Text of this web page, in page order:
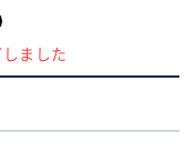
ました